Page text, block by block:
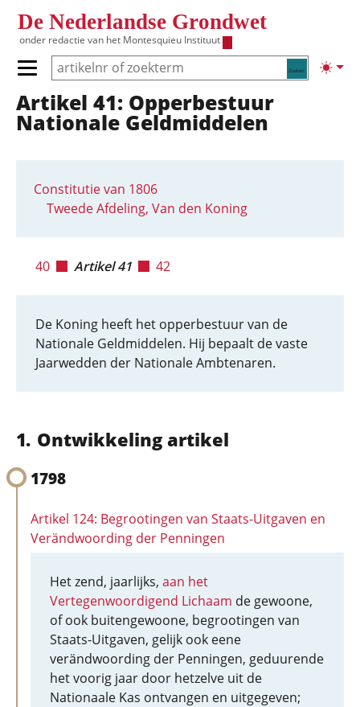
De Nederlandse Grondwet
onder redactie van het Montesquieu Instituut
Zoeken
Primair menu tonen/verbergen
Hoofdnavigatie
Artikel 41: Opperbestuur
Nationale Geldmiddelen
Constitutie van 1806
Tweede Afdeling, Van den Koning
40 Artikel 41 42
De Koning heeft het opperbestuur van de
Nationale Geldmiddelen. Hij bepaalt de vaste
Jaarwedden der Nationale Ambtenaren.
Ontwikkeling artikel
1798
Artikel 124: Begrootingen van Staats-Uitgaven en
Verändwoording der Penningen
Het zend, jaarlijks, aan het
Vertegenwoordigend Lichaam de gewoone,
of ook buitengewoone, begrootingen van
Staats-Uitgaven, gelijk ook eene
verändwoording der Penningen, geduurende
het voorig jaar door hetzelve uit de
Nationaale Kas ontvangen en uitgegeven;